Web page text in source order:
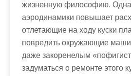
жизненную философию.
аэродинамики повышает
отлетающие на ходу куски
повредить окружающие
даже закоренелым
задуматься о ремонте этого